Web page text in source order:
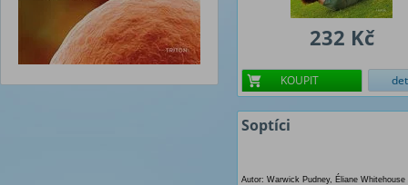
232 Kč
KOUPIT
Soptíci
Autor: Warwick Pudney, Éliane Whitehouse